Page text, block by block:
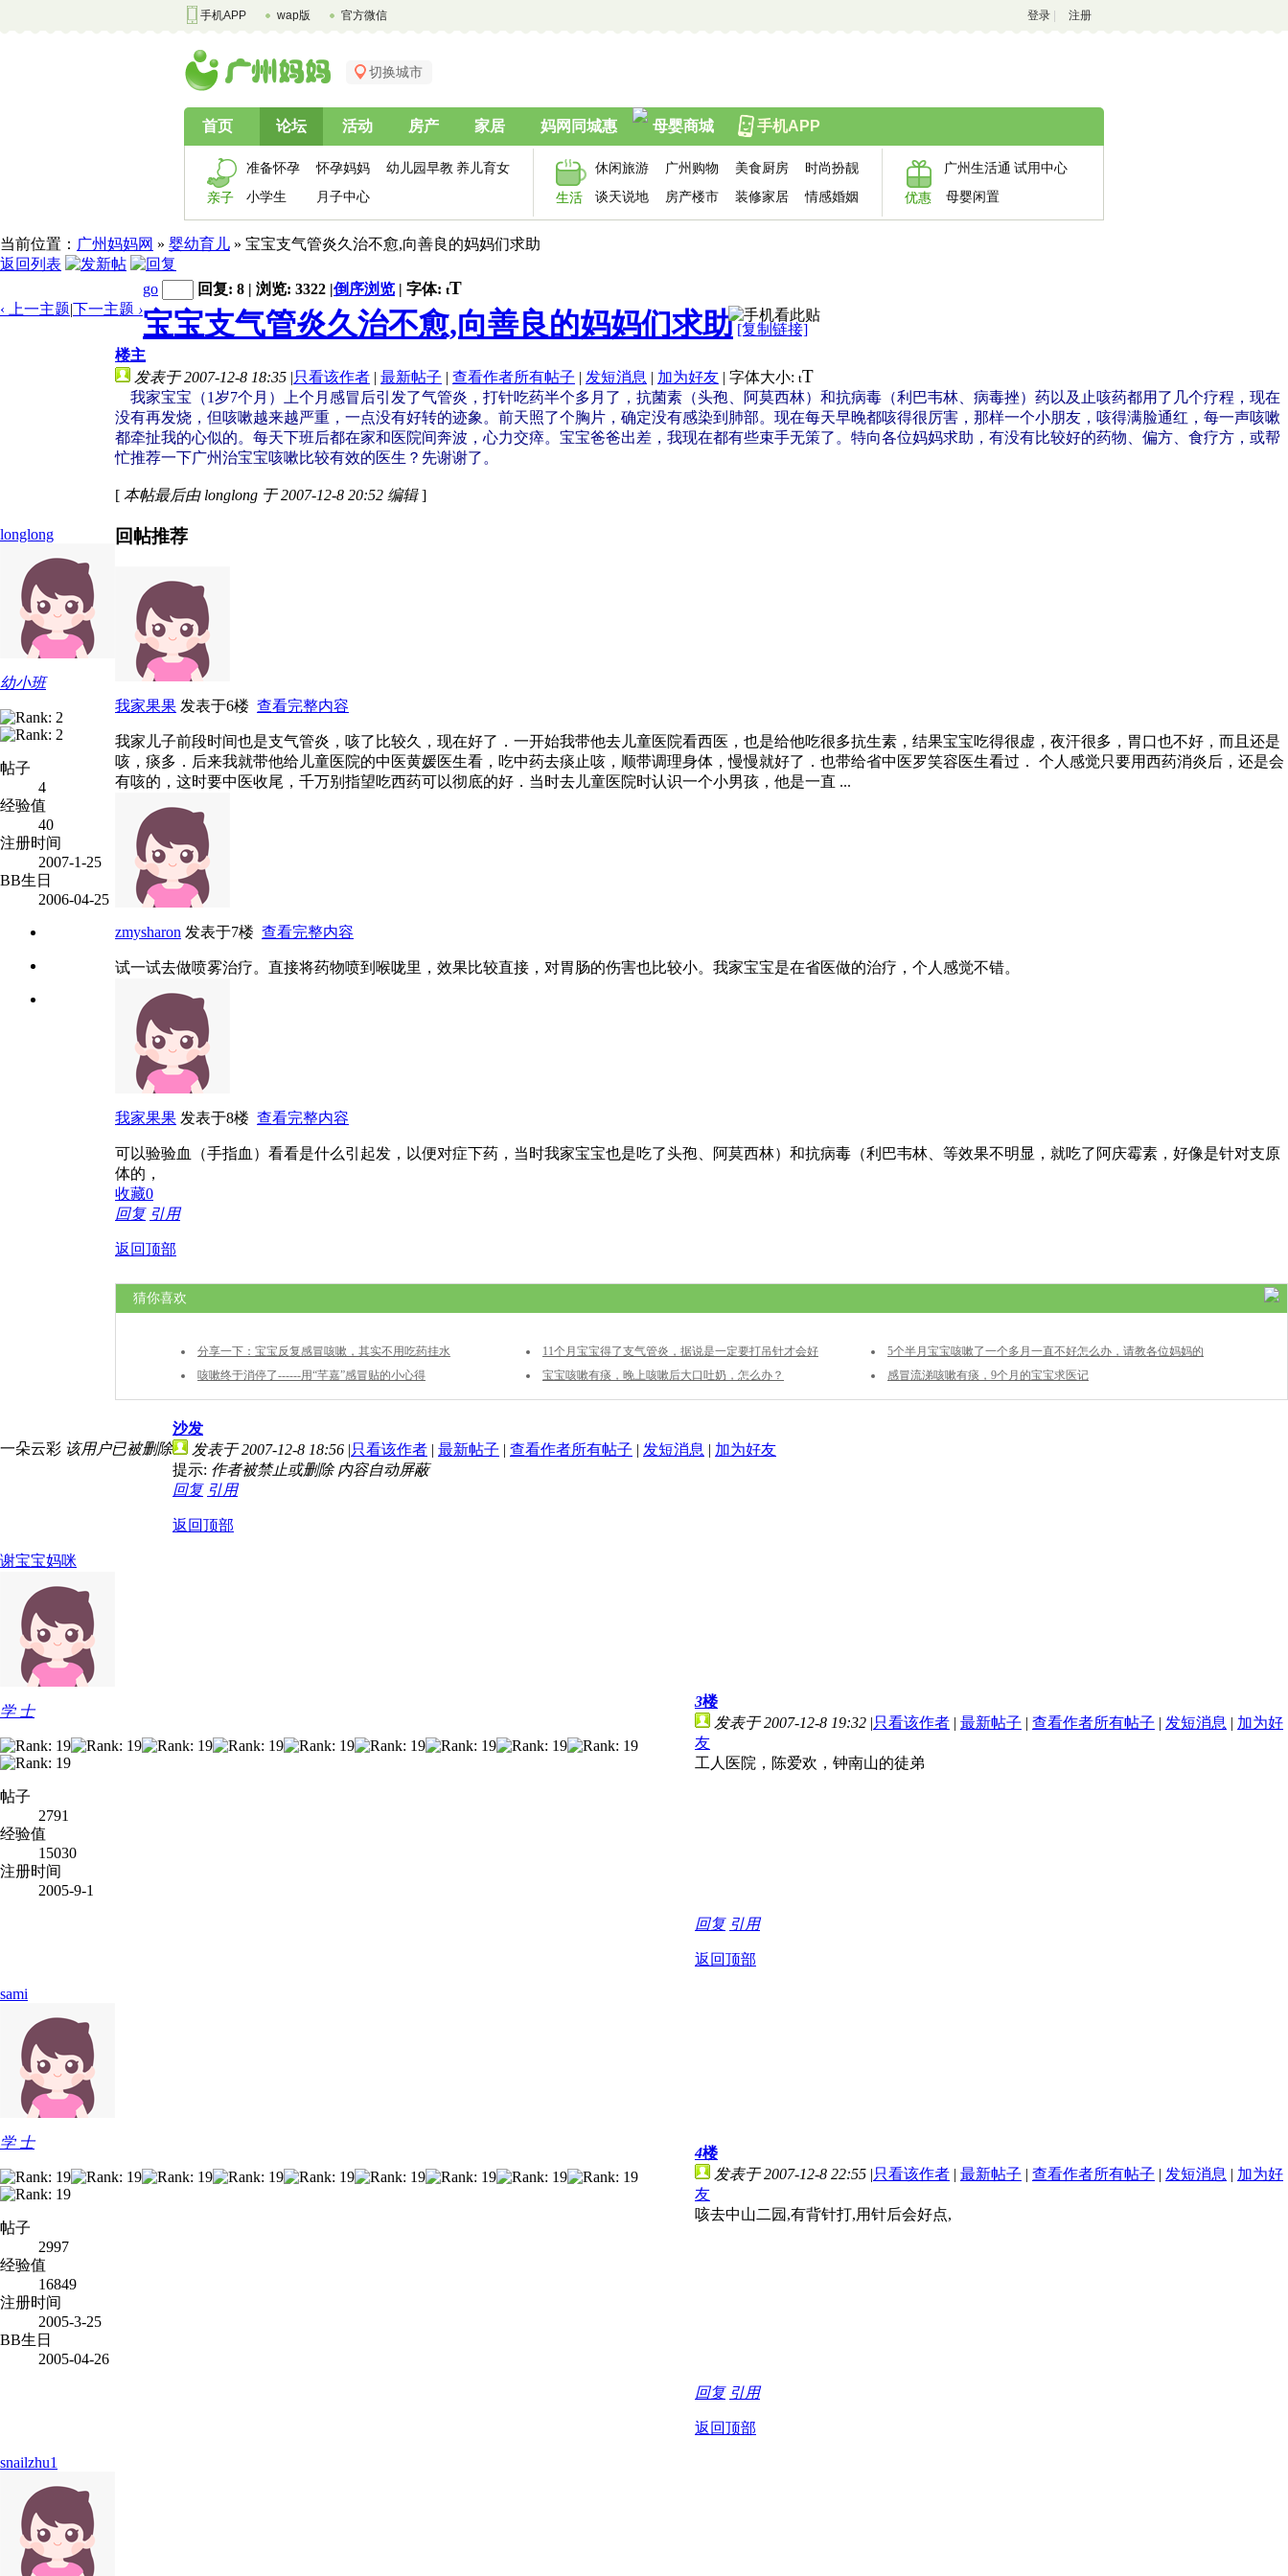
手机APP wap版 官方微信 登录 注册
切换城市
首页 论坛 活动 房产 家居 妈网同城惠 母婴商城 手机APP
亲子
准备怀孕 怀孕妈妈 幼儿园早教 养儿育女
小学生
月子中心 生活
休闲旅游 广州购物 美食厨房
时尚扮靓
谈天说地
房产楼市 装修家居 情感婚姻 优惠
广州生活通 试用中心
母婴闲置
当前位置： 广州妈妈网 » 婴幼育儿 » 宝宝支气管炎久治不愈,向善良的妈妈们求助
返回列表
‹ 上一主题|下一主题 ›
go 回复: 8 | 浏览: 3322 |倒序浏览 | 字体: tT
宝宝支气管炎久治不愈,向善良的妈妈们求助 [复制链接]
longlong
幼小班
帖子
4
经验值
40
注册时间
2007-1-25
BB生日
2006-04-25
楼主
发表于 2007-12-8 18:35 |只看该作者 | 最新帖子 | 查看作者所有帖子 | 发短消息 | 加为好友 | 字体大小: tT
我家宝宝（1岁7个月）上个月感冒后引发了气管炎，打针吃药半个多月了，抗菌素（头孢、阿莫西林）和抗病毒（利巴韦林、病毒挫）药以及止咳药都用了几个疗程，现在
没有再发烧，但咳嗽越来越严重，一点没有好转的迹象。前天照了个胸片，确定没有感染到肺部。现在每天早晚都咳得很厉害，那样一个小朋友，咳得满脸通红，每一声咳嗽
都牵扯我的心似的。每天下班后都在家和医院间奔波，心力交瘁。宝宝爸爸出差，我现在都有些束手无策了。特向各位妈妈求助，有没有比较好的药物、偏方、食疗方，或帮
忙推荐一下广州治宝宝咳嗽比较有效的医生？ 先谢谢了。
[ 本帖最后由 longlong 于 2007-12-8 20:52 编辑]
回帖推荐
我家果果 发表于6楼 查看完整内容
我家儿子前段时间也是支气管炎，咳了比较久，现在好了．一开始我带他去儿童医院看西医，也是给他吃很多抗生素，结果宝宝吃得很虚，夜汗很多，胃口也不好，而且还是
咳，痰多．后来我就带他给儿童医院的中医黄媛医生看，吃中药去痰止咳，顺带调理身体，慢慢就好了．也带给省中医罗笑容医生看过． 个人感觉只要用西药消炎后，还是会
有咳的，这时要中医收尾，千万别指望吃西药可以彻底的好．当时去儿童医院时认识一个小男孩，他是一直 ...
zmysharon 发表于7楼 查看完整内容
试一试去做喷雾治疗。直接将药物喷到喉咙里，效果比较直接，对胃肠的伤害也比较小。我家宝宝是在省医做的治疗，个人感觉不错。
我家果果 发表于8楼 查看完整内容
可以验验血（手指血）看看是什么引起发，以便对症下药，当时我家宝宝也是吃了头孢、阿莫西林）和抗病毒（利巴韦林、等效果不明显，就吃了阿庆霉素，好像是针对支原
体的，
收藏0
回复 引用
返回顶部
猜你喜欢
分享一下：宝宝反复感冒咳嗽，其实不用吃药挂水 11个月宝宝得了支气管炎，据说是一定要打吊针才会好
5个半月宝宝咳嗽了一个多月一直不好怎么办，请教各位妈妈的
经验。
咳嗽终于消停了------用“芊嘉”感冒贴的小心得 宝宝咳嗽有痰，晚上咳嗽后大口吐奶，怎么办？ 感冒流涕咳嗽有痰，9个月的宝宝求医记
一朵云彩 该用户已被删除
沙发
发表于 2007-12-8 18:56 |只看该作者 | 最新帖子 | 查看作者所有帖子 | 发短消息 | 加为好友
提示: 作者被禁止或删除 内容自动屏蔽
回复 引用
返回顶部
谢宝宝妈咪
学 士
帖子
2791
经验值
15030
注册时间
2005-9-1
3楼
发表于 2007-12-8 19:32 |只看该作者 | 最新帖子 | 查看作者所有帖子 | 发短消息 | 加为好
友
工人医院，陈爱欢，钟南山的徒弟
回复 引用
返回顶部
sami
学 士
帖子
2997
经验值
16849
注册时间
2005-3-25
BB生日
2005-04-26
4楼
发表于 2007-12-8 22:55 |只看该作者 | 最新帖子 | 查看作者所有帖子 | 发短消息 | 加为好
友
咳去中山二园,有背针打,用针后会好点,
回复 引用
返回顶部
snailzhu1